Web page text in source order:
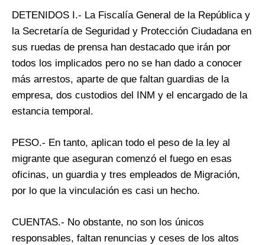
DETENIDOS I.- La Fiscalía General de la República y
la Secretaría de Seguridad y Protección Ciudadana en
sus ruedas de prensa han destacado que irán por
todos los implicados pero no se han dado a conocer
más arrestos, aparte de que faltan guardias de la
empresa, dos custodios del INM y el encargado de la
estancia temporal.
PESO.- En tanto, aplican todo el peso de la ley al
migrante que aseguran comenzó el fuego en esas
oficinas, un guardia y tres empleados de Migración,
por lo que la vinculación es casi un hecho.
CUENTAS.- No obstante, no son los únicos
responsables, faltan renuncias y ceses de los altos